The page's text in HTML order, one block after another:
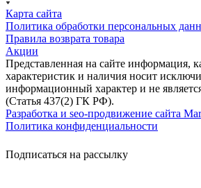
Карта сайта
Политика обработки персональных
Правила возврата товара
Акции
Представленная на сайте информация,
характеристик и наличия носит
информационный характер и не
(Статья 437(2) ГК РФ).
Разработка и seo-продвижение сайта
Политика конфиденциальности
Подписаться на рассылку